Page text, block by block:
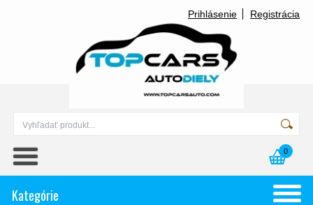
Prihlásenie Registrácia
0
Kategórie